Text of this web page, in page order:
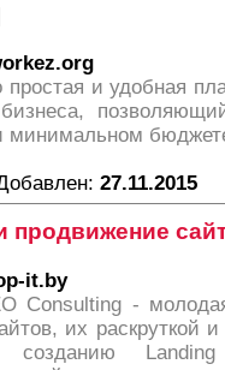
простая и удобная
минимальном
27.11.2015
продвижение
it.by
Consulting -
их раскруткой
созданию